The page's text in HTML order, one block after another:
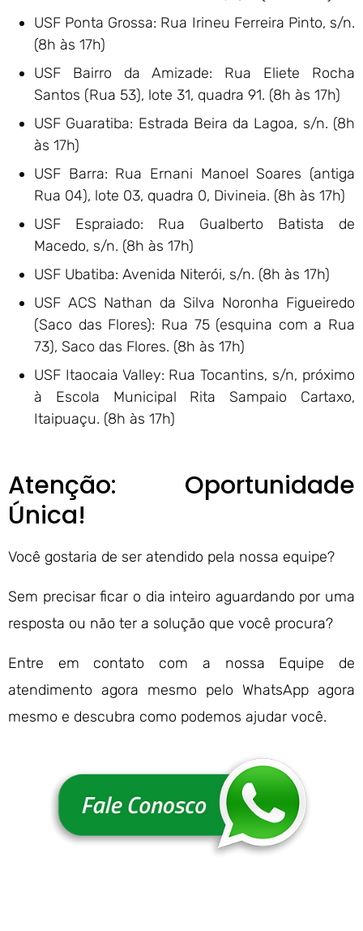
USF Ponta Grossa: Rua Irineu Ferreira Pinto, s/n.
(8h às 17h)
USF Bairro da Amizade: Rua Eliete Rocha
Santos (Rua 53), lote 31, quadra 91. (8h às 17h)
USF Guaratiba: Estrada Beira da Lagoa, s/n. (8h
às 17h)
USF Barra: Rua Ernani Manoel Soares (antiga
Rua 04), lote 03, quadra 0, Divineia. (8h às 17h)
USF Espraiado: Rua Gualberto Batista de
Macedo, s/n. (8h às 17h)
USF Ubatiba: Avenida Niterói, s/n. (8h às 17h)
USF ACS Nathan da Silva Noronha Figueiredo
(Saco das Flores): Rua 75 (esquina com a Rua
73), Saco das Flores. (8h às 17h)
USF Itaocaia Valley: Rua Tocantins, s/n, próximo
à Escola Municipal Rita Sampaio Cartaxo,
Itaipuaçu. (8h às 17h)
Atenção: Oportunidade
Única!
Você gostaria de ser atendido pela nossa equipe?
Sem precisar ficar o dia inteiro aguardando por uma
resposta ou não ter a solução que você procura?
Entre em contato com a nossa Equipe de
atendimento agora mesmo pelo WhatsApp agora
mesmo e descubra como podemos ajudar você.